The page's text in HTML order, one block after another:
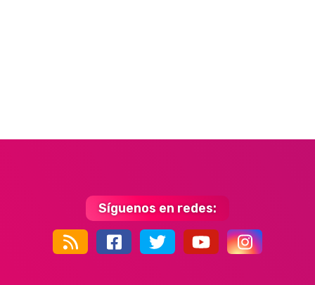
Síguenos en redes:
44k 9k 35k 352